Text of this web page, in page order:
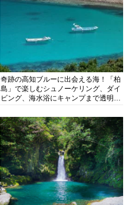
奇跡の高知ブルーに出会える海！「柏
島」で楽しむシュノーケリング、ダイ
ビング、海水浴にキャンプまで透明度